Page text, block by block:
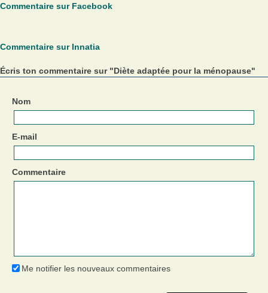
Commentaire sur Facebook
Commentaire sur Innatia
Écris ton commentaire sur "Diète adaptée pour la ménopause"
Nom
E-mail
Commentaire
Me notifier les nouveaux commentaires